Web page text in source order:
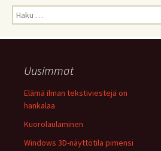
Haku:
Uusimmat
Elämä ilman tekstiviestejä on
hankalaa
Kuorolaulaminen
Windows 3D-näyttötila pimensi